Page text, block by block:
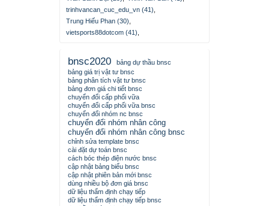
trinhvancan_cuc_edu_vn (41)
Trung Hiếu Phan (30)
vietsports88dotcom (41)
bnsc2020
bảng dự thầu bnsc
bảng giá trị vật tư bnsc
bảng phân tích vật tư bnsc
bảng đơn giá chi tiết bnsc
chuyển đổi cấp phối vữa
chuyển đổi cấp phối vữa bnsc
chuyển đổi nhóm nc bnsc
chuyển đổi nhóm nhân công
chuyển đổi nhóm nhân công bnsc
chỉnh sửa template bnsc
cài đặt dự toán bnsc
cách bóc thép điện nước bnsc
cập nhật bảng biểu bnsc
cập nhật phiên bản mới bnsc
dùng nhiều bộ đơn giá bnsc
dữ liệu thẩm định chạy tiếp
dữ liệu thẩm định chạy tiếp bnsc